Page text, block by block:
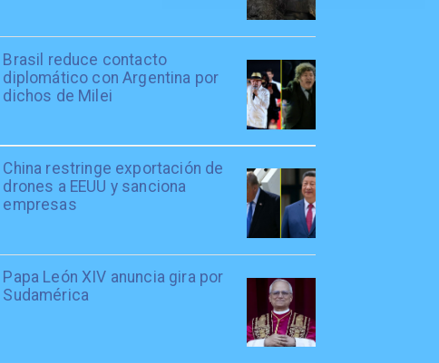
Brasil reduce contacto
diplomático con Argentina por
dichos de Milei
China restringe exportación de
drones a EEUU y sanciona
empresas
Papa León XIV anuncia gira por
Sudamérica